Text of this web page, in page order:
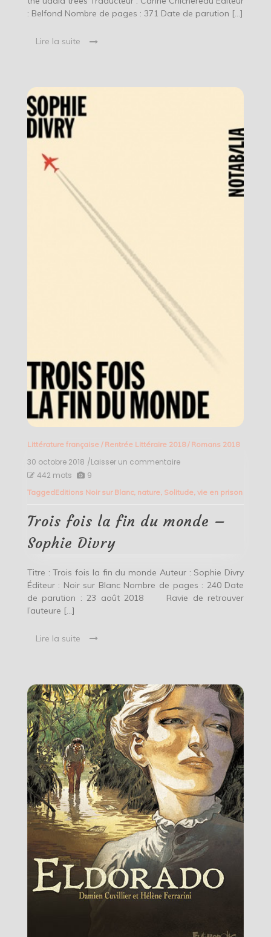
: Belfond Nombre de pages : 371 Date de parution […]
Lire la suite
Littérature française/ Rentrée Littéraire 2018/ Romans 2018
30 octobre 2018 /Laisser un commentaireon
la
monde
442 mots 9
TaggedEditions Noir sur Blanc, nature, Solitude, vie en prison
Trois fois la fin du monde –
Sophie Divry
Titre : Trois fois la fin du monde Auteur : Sophie Divry
Éditeur : Noir sur Blanc Nombre de pages : 240 Date
de parution : 23 août 2018 Ravie de retrouver
l’auteure […]
Lire la suite